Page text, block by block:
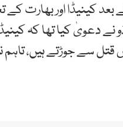
کینیڈا اور بھارت
دعویٰ کیا تھا کہ
سے جوڑتے ہیں، تاہم